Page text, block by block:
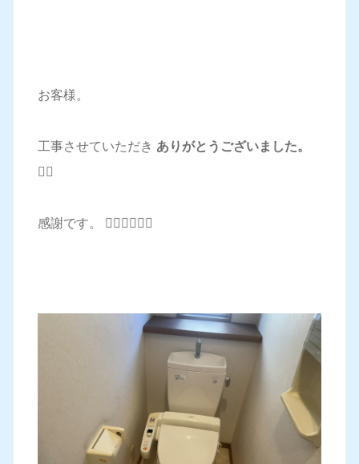
お客様。
工事させていただき ありがとうございました。
🙇‍♂️
感謝です。 🙇‍♂️🙇‍♂️🙇‍♂️